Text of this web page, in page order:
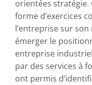
orientées stratégie.
forme d’exercices
l’entreprise sur
émerger le
entreprise
par des services à
ont permis